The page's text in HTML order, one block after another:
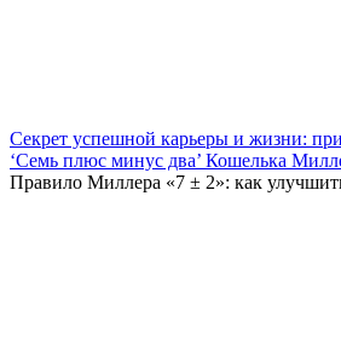
Секрет успешной карьеры и жизни:
‘Семь плюс минус два’ Кошелька
Правило Миллера «7 ± 2»: как